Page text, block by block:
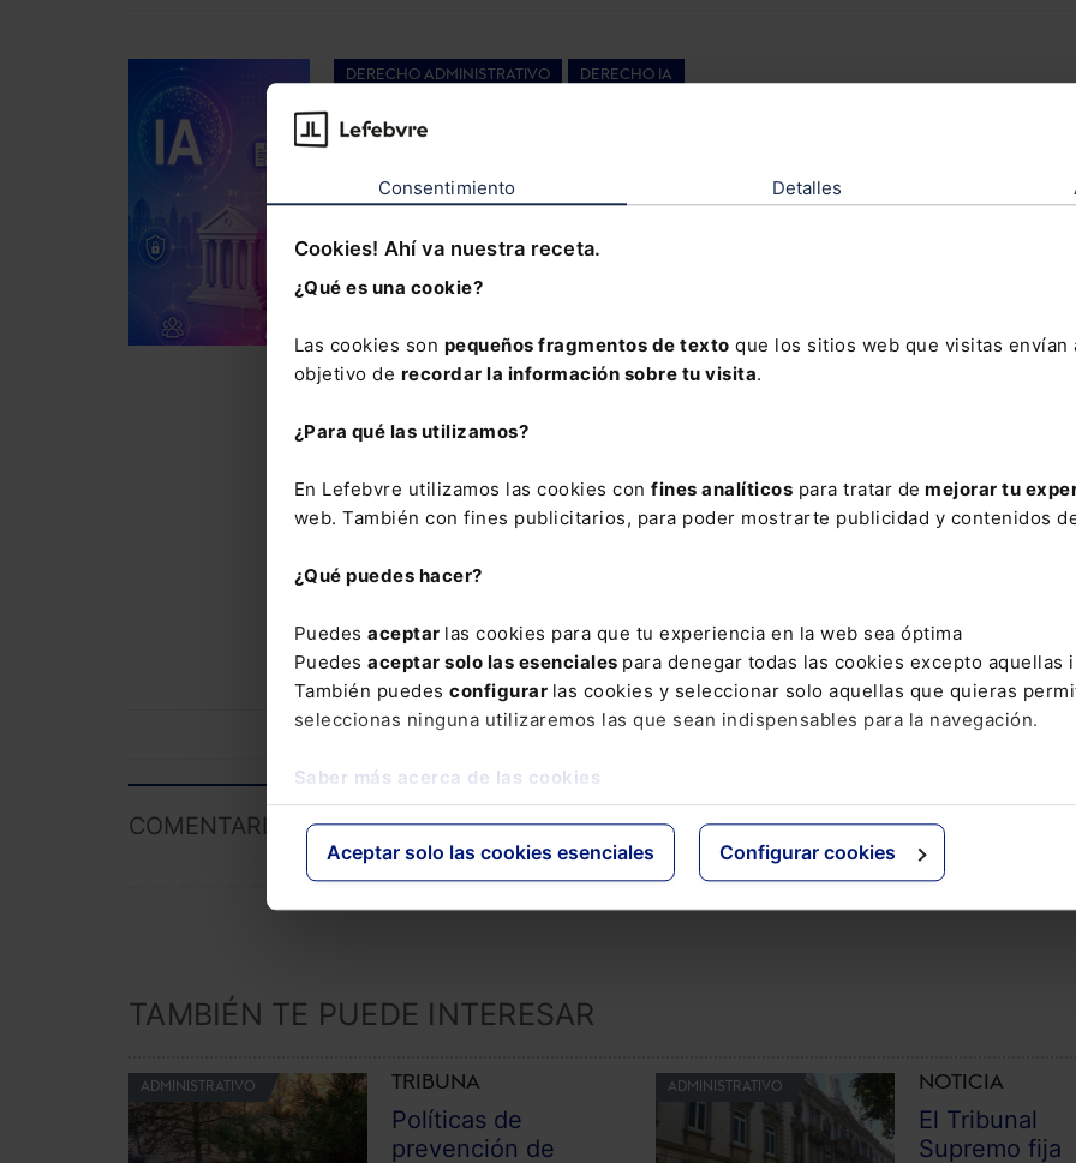
Consentimiento Detalles
Cookies! Ahí va nuestra receta.
¿Qué es una cookie?
Las cookies son pequeños fragmentos de texto que los sitios web que visitas envían
objetivo de recordar la información sobre tu visita.
¿Para qué las utilizamos?
En Lefebvre utilizamos las cookies con fines analíticos para tratar de mejorar tu
web. También con fines publicitarios, para poder mostrarte publicidad y contenidos
¿Qué puedes hacer?
Puedes aceptar las cookies para que tu experiencia en la web sea óptima
Puedes aceptar solo las esenciales para denegar todas las cookies excepto aquellas
También puedes configurar las cookies y seleccionar solo aquellas que quieras
seleccionas ninguna utilizaremos las que sean indispensables para la navegación.
Saber más acerca de las cookies
Aceptar solo las cookies esenciales Configurar cookies
DERECHO ADMINISTRATIVO DERECHO IA
límites (4 sesiones webinar)
415,00€
COMPRAR
con criterio, seguridad y enfoque práctico.
pública, pero no todas las herramientas sirven para lo mismo ni pueden
jurídicos o problemas de seguridad de la información. En este curso
aprenderás, de forma práctica, cómo seleccionar, utilizar y controlar
y las exigencias normativas, con casos reales y aplicables desde el primer
Administración Públicaen formato electrónico durante 6 meses.
COMENTARIOS
TAMBIÉN TE PUEDE INTERESAR
ADMINISTRATIVO TRIBUNA
Políticas de
prevención de
ADMINISTRATIVO NOTICIA
El Tribunal
Supremo fija